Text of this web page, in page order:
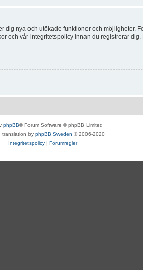
nya och utökade funktioner och möjligheter.
och vår integritetspolicy innan du registrerar
phpBB® Forum Software © phpBB Limited
translation by phpBB Sweden © 2006-2020
Integritetspolicy | Forumregler